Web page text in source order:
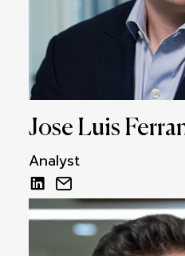
Jose Luis
Analyst